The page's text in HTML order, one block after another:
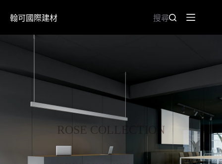
翰可國際建材 搜尋
ROSE COLLECTION
薔薇超耐磨石塑藝術地板